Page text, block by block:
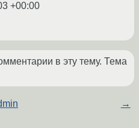
+00:00
в эту тему. Тема
→